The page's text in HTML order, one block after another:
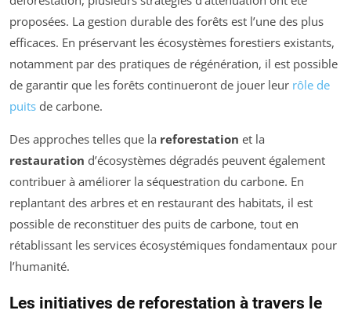
proposées. La gestion durable des forêts est l’une des plus
efficaces. En préservant les écosystèmes forestiers existants,
notamment par des pratiques de régénération, il est possible
de garantir que les forêts continueront de jouer leur rôle de
puits de carbone.
Des approches telles que la reforestation et la
restauration d’écosystèmes dégradés peuvent également
contribuer à améliorer la séquestration du carbone. En
replantant des arbres et en restaurant des habitats, il est
possible de reconstituer des puits de carbone, tout en
rétablissant les services écosystémiques fondamentaux pour
l’humanité.
Les initiatives de reforestation à travers le